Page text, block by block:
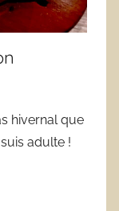
hivernal que
adulte !